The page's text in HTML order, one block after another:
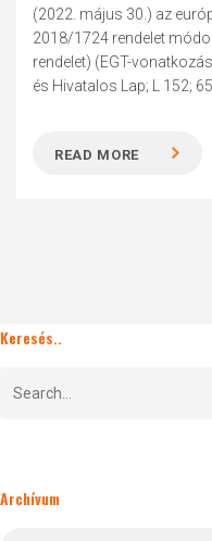
(2022. május 30.) az
2018/1724 rendelet
rendelet) (EGT-
és Hivatalos Lap; L 152;
READ MORE
Keresés..
Archívum